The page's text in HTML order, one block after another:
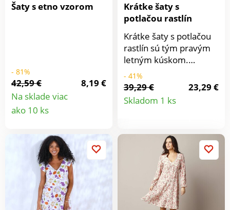
Šaty s etno vzorom
- 81%
42,59 €
8,19 €
Na sklade viac
ako 10 ks
Krátke šaty s
potlačou rastlín
Krátke šaty s potlačou
rastlín sú tým pravým
letným kúskom.
Vpredu výstrih do V.
Vzadu gombíky a očká.
Voľné rukávy s
ohrnutím. Vpredu a
spodný lem. Možno
prať v práčke.
- 41%
39,29 €
23,29 €
Skladom 1 ks
Detail